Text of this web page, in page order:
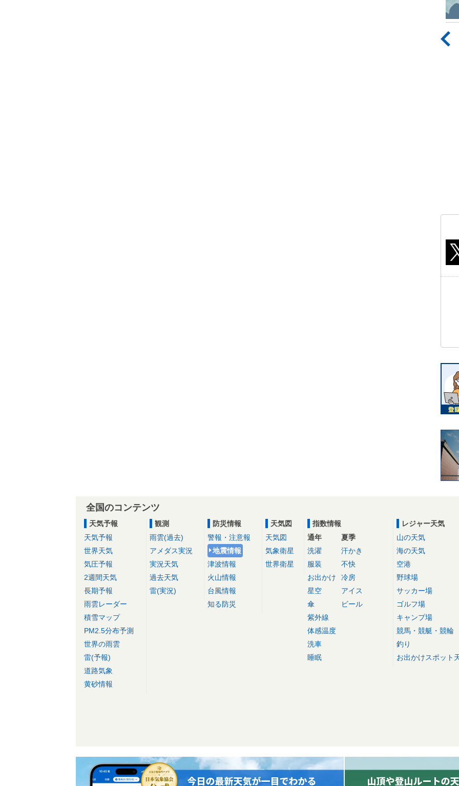
全国のコンテンツ
天気予報
天気予報
世界天気
気圧予報
2週間天気
長期予報
雨雲レーダー
積雪マップ
PM2.5分布予測
世界の雨雲
雷(予報)
道路気象
黄砂情報
観測
雨雲(過去)
アメダス実況
実況天気
過去天気
雷(実況)
防災情報
警報・注意報
地震情報
津波情報
火山情報
台風情報
知る防災
天気図
天気図
気象衛星
世界衛星
指数情報
通年
洗濯
服装
お出かけ
星空
傘
紫外線
体感温度
洗車
睡眠
夏季
汗かき
不快
冷房
アイス
ビール
レジャー天気
山の天気
海の天気
空港
野球場
サッカー場
ゴルフ場
キャンプ場
競馬・競艇・競輪
釣り
お出かけスポット